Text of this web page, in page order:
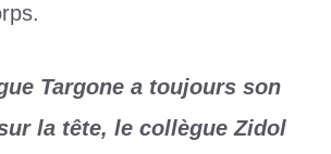
Targone a toujours son
la tête, le collègue Zidol